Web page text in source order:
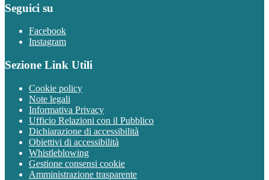
Seguici su
Facebook
Instagram
Sezione Link Utili
Cookie policy
Note legali
Informativa Privacy
Ufficio Relazioni con il Pubblico
Dichiarazione di accessibilità
Obiettivi di accessibilità
Whistleblowing
Gestione consensi cookie
Amministrazione trasparente